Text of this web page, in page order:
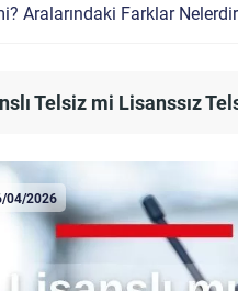
Aralarındaki Farklar
Telsiz mi Lisanssız
04/2026